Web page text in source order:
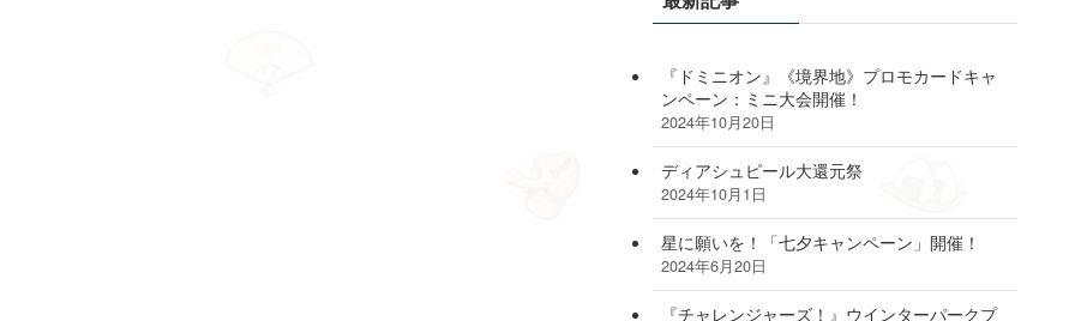
『ドミニオン』《境界地》プロモカードキャ
ンペーン：ミニ大会開催！
2024年10月20日
ディアシュピール大還元祭
2024年10月1日
星に願いを！「七夕キャンペーン」開催！
2024年6月20日
『チャレンジャーズ！』ウインターパークプ